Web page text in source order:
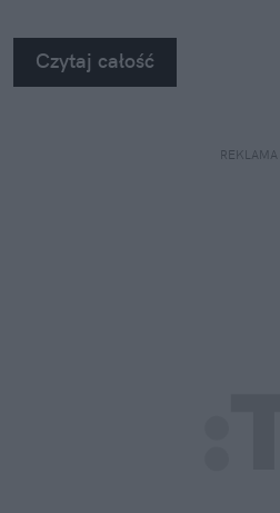
Czytaj całość
REKLAMA